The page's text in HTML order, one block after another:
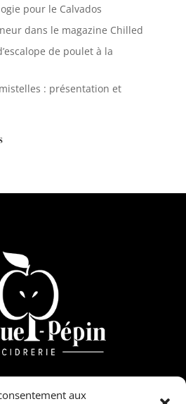
aux
pour le Calvados
dans le magazine Chilled
de poulet à la
: présentation et
les vallées